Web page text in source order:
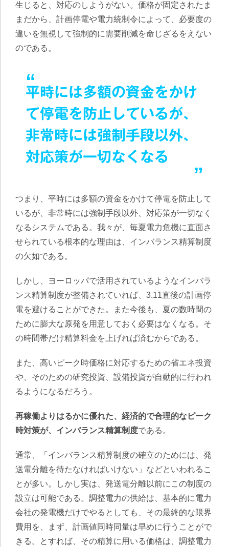
生じると、対応のしようがない。価格が固定されたま
まだから、計画停電や電力統制令によって、必要度の
違いを無視して強制的に需要削減を命じざるをえない
のである。
平時には多額の資金をかけ
て停電を防止しているが、
非常時には強制手段以外、
対応策が一切なくなる
つまり、平時には多額の資金をかけて停電を防止して
いるが、非常時には強制手段以外、対応策が一切なく
なるシステムである。我々が、毎夏電力危機に直面さ
せられている根本的な理由は、インバランス精算制度
の欠如である。
しかし、ヨーロッパで活用されているようなインバラ
ンス精算制度が整備されていれば、3.11直後の計画停
電を避けることができた。また今後も、夏の数時間の
ために膨大な原発を用意しておく必要はなくなる。そ
の時間帯だけ精算料金を上げれば済むからである。
また、高いピーク時価格に対応するための省エネ投資
や、そのための研究投資、設備投資が自動的に行われ
るようになるだろう。
再稼働よりはるかに優れた、経済的で合理的なピーク
時対策が、インバランス精算制度である。
通常、「インバランス精算制度の確立のためには、発
送電分離を待たなければいけない」などといわれるこ
とが多い。しかし実は、発送電分離以前にこの制度の
設立は可能である。調整電力の供給は、基本的に電力
会社の発電機だけでやるとしても、その最終的な限界
費用を、まず、計画値同時同量は早めに行うことがで
きる。とすれば、その精算に用いる価格は、調整電力